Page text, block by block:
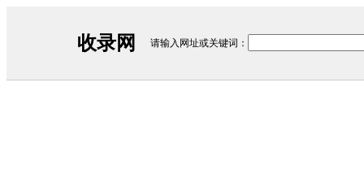
收录网 请输入网址或关键词：